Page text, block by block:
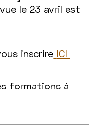
le 23 avril est
inscrire ICI
formations à